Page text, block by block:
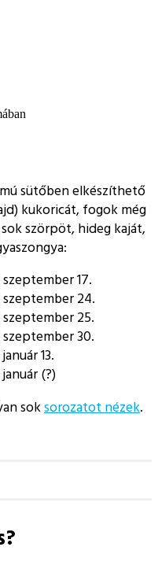
sütőben elkészíthető
kukoricát, fogok még
szörpöt, hideg kaját,
17.
24.
25.
30.
13.
(?)
soksorozatot nézek.